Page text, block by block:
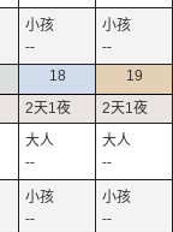
--
--
18
--
--
19
--
--